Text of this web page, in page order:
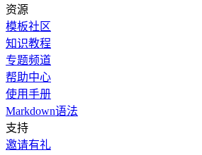
资源
模板社区
知识教程
专题频道
帮助中心
使用手册
Markdown语法
支持
邀请有礼